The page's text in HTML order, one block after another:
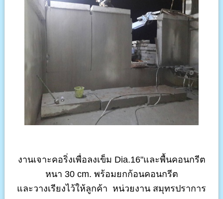
งานเจาะคอริ่งเพื่อลงเข็ม Dia.16"และพื้นคอนกรีต
หนา 30 cm. พร้อมยกก้อนคอนกรีต
และวางเรียงไว้ให้ลูกค้า หน่วยงาน สมุทรปราการ